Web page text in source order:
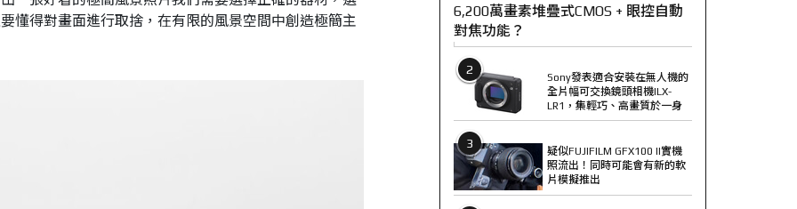
懂得對畫面進行取捨，在有限的風景空間中創造極簡主
6,200萬畫素堆疊式CMOS + 眼控自動
對焦功能？
2
Sony發表適合安裝在無人機的
全片幅可交換鏡頭相機ILX-
LR1，集輕巧、高畫質於一身
3
疑似FUJIFILM GFX100 II實機
照流出！同時可能會有新的軟
片模擬推出